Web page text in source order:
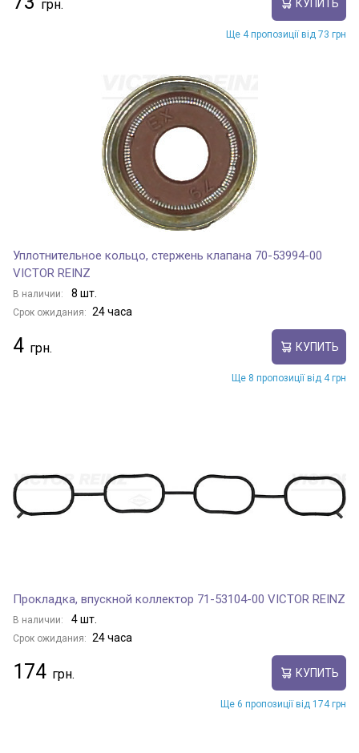
КУПИТЬ
Ще 4 пропозиції від 73 грн
Уплотнительное кольцо, стержень клапана 70-53994-00
VICTOR REINZ
В наличии: 8 шт.
Срок ожидания: 24 часа
4 КУПИТЬ
Ще 8 пропозиції від 4 грн
Прокладка, впускной коллектор 71-53104-00 VICTOR REINZ
В наличии: 4 шт.
Срок ожидания: 24 часа
174 КУПИТЬ
Ще 6 пропозиції від 174 грн